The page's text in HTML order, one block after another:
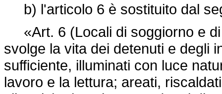
b) l'articolo 6 è sostituito dal
«Art. 6 (Locali di soggiorno e di
svolge la vita dei detenuti e degli
sufficiente, illuminati con luce
lavoro e la lettura; areati,